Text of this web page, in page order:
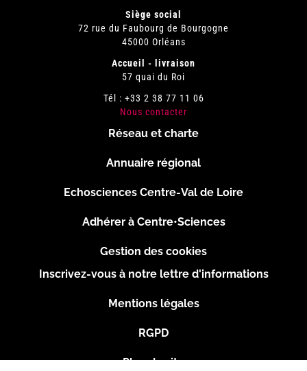
Siège social
72 rue du Faubourg de Bourgogne
45000 Orléans
Accueil - livraison
57 quai du Roi
Tél : +33 2 38 77 11 06
Nous contacter
page
Réseau et charte
Annuaire régional
Echosciences Centre-Val de Loire
Adhérer à Centre•Sciences
Gestion des cookies
Inscrivez-vous à notre lettre d'informations
Mentions légales
RGPD
Plan du site